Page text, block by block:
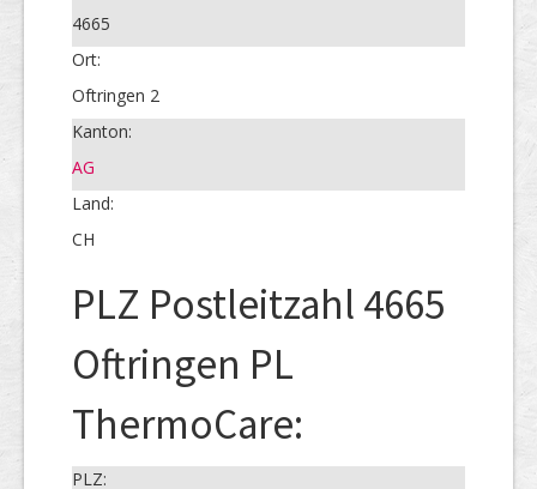
4665
Ort:
Oftringen 2
Kanton:
AG
Land:
CH
PLZ Postleitzahl 4665
Oftringen PL
ThermoCare:
PLZ: